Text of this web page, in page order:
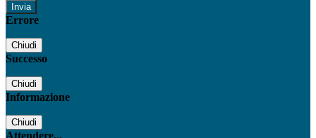
Errore
Chiudi
Successo
Chiudi
Informazione
Chiudi